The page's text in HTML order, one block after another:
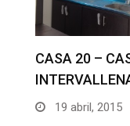
CASA 19 –